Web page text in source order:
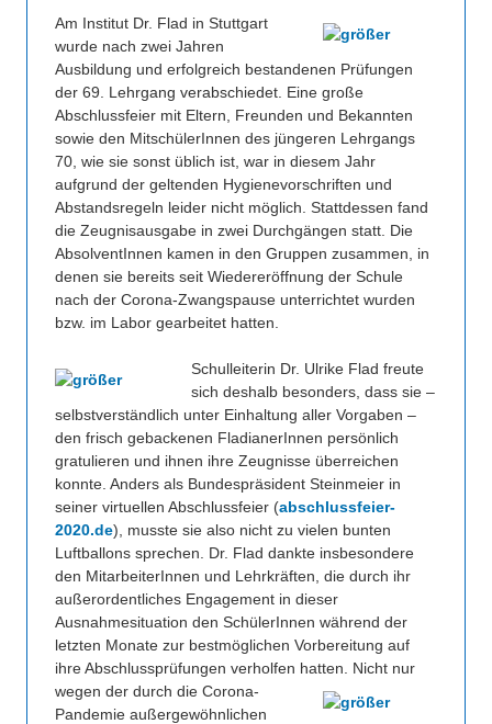
Am Institut Dr. Flad in Stuttgart
wurde nach zwei Jahren
Ausbildung und erfolgreich bestandenen Prüfungen
der 69. Lehrgang verabschiedet. Eine große
Abschlussfeier mit Eltern, Freunden und Bekannten
sowie den MitschülerInnen des jüngeren Lehrgangs
70, wie sie sonst üblich ist, war in diesem Jahr
aufgrund der geltenden Hygienevorschriften und
Abstandsregeln leider nicht möglich. Stattdessen fand
die Zeugnisausgabe in zwei Durchgängen statt. Die
AbsolventInnen kamen in den Gruppen zusammen, in
denen sie bereits seit Wiedereröffnung der Schule
nach der Corona-Zwangspause unterrichtet wurden
bzw. im Labor gearbeitet hatten.
Schulleiterin Dr. Ulrike Flad freute
sich deshalb besonders, dass sie –
selbstverständlich unter Einhaltung aller Vorgaben –
den frisch gebackenen FladianerInnen persönlich
gratulieren und ihnen ihre Zeugnisse überreichen
konnte. Anders als Bundespräsident Steinmeier in
seiner virtuellen Abschlussfeier (abschlussfeier-
2020.de), musste sie also nicht zu vielen bunten
Luftballons sprechen. Dr. Flad dankte insbesondere
den MitarbeiterInnen und Lehrkräften, die durch ihr
außerordentliches Engagement in dieser
Ausnahmesituation den SchülerInnen während der
letzten Monate zur bestmöglichen Vorbereitung auf
ihre Abschlussprüfungen verholfen hatten. Nicht nur
wegen der durch die Corona-
Pandemie außergewöhnlichen